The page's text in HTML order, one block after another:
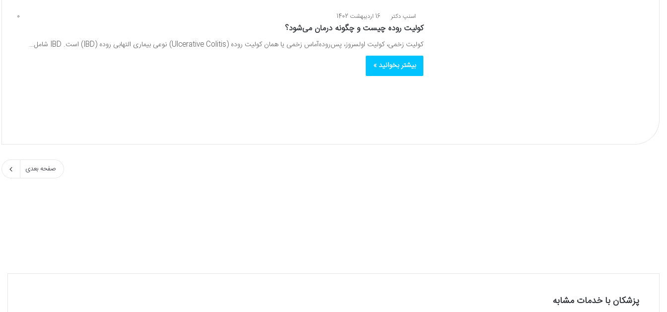
اسنپ دکتر 16 اردیبهشت 1402 0
کولیت روده چیست و چگونه درمان می‌شود؟
کولیت زخمی، کولیت اولسروز، پس‌روده‌آماس زخمی یا همان کولیت روده (Ulcerative Colitis) نوعی بیماری التهابی روده (IBD) است. IBD شامل…
بیشتر بخوانید »
صفحه بعدی
پزشکان با خدمات مشابه